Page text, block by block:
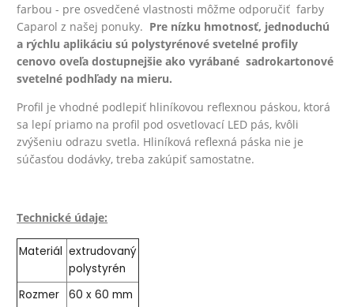
farbou - pre osvedčené vlastnosti môžme odporučiť farby
Caparol z našej ponuky. Pre nízku hmotnosť, jednoduchú
a rýchlu aplikáciu sú polystyrénové svetelné profily
cenovo oveľa dostupnejšie ako vyrábané sadrokartonové
svetelné podhľady na mieru.
Profil je vhodné podlepiť hliníkovou reflexnou páskou, ktorá
sa lepí priamo na profil pod osvetlovací LED pás, kvôli
zvýšeniu odrazu svetla. Hliníková reflexná páska nie je
súčasťou dodávky, treba zakúpiť samostatne.
Technické údaje:
Materiál extrudovaný
polystyrén
Rozmer
60 x 60 mm